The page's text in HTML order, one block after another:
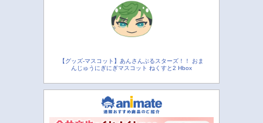
【グッズ-マスコット】あんさんぶるスターズ！！ おま
んじゅうにぎにぎマスコット ねくすと2 Hbox